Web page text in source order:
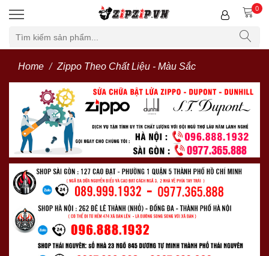
0
Home Zippo Theo Chất Liệu - Màu Sắc